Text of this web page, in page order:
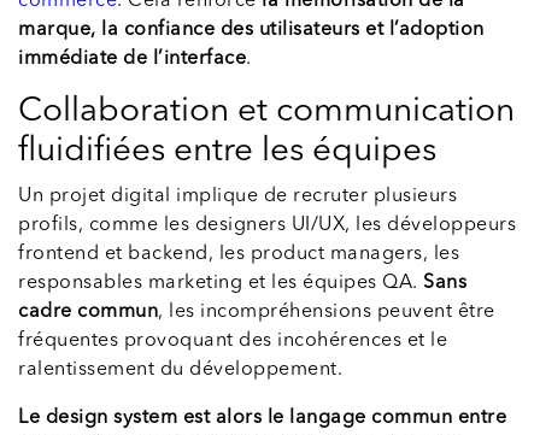
marque, la confiance des utilisateurs et l’adoption
immédiate de l’interface.
Collaboration et communication
fluidifiées entre les équipes
Un projet digital implique de recruter plusieurs
profils, comme les designers UI/UX, les développeurs
frontend et backend, les product managers, les
responsables marketing et les équipes QA. Sans
cadre commun, les incompréhensions peuvent être
fréquentes provoquant des incohérences et le
ralentissement du développement.
Le design system est alors le langage commun entre